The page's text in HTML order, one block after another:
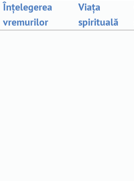
Înțelegerea
vremurilor
Viața
spirituală